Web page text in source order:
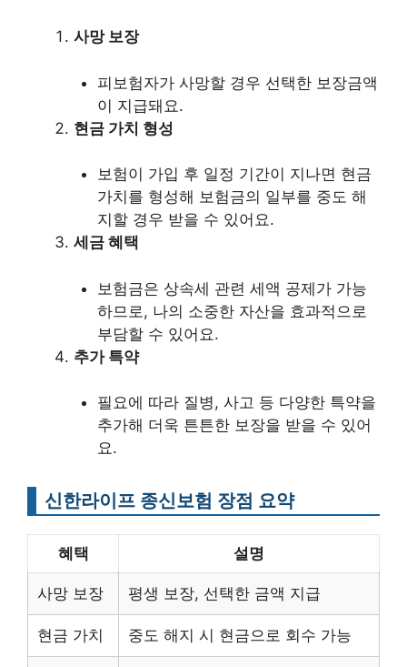
사망 보장
피보험자가 사망할 경우 선택한 보장금액
이 지급돼요.
현금 가치 형성
보험이 가입 후 일정 기간이 지나면 현금
가치를 형성해 보험금의 일부를 중도 해
지할 경우 받을 수 있어요.
세금 혜택
보험금은 상속세 관련 세액 공제가 가능
하므로, 나의 소중한 자산을 효과적으로
부담할 수 있어요.
추가 특약
필요에 따라 질병, 사고 등 다양한 특약을
추가해 더욱 튼튼한 보장을 받을 수 있어
요.
신한라이프 종신보험 장점 요약
혜택 설명
사망 보장 평생 보장, 선택한 금액 지급
현금 가치 중도 해지 시 현금으로 회수 가능